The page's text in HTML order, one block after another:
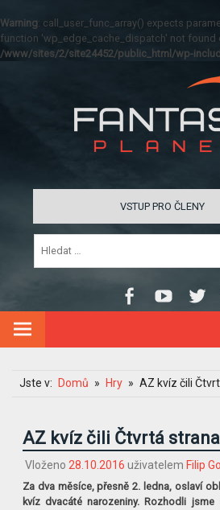
Warning: call_user_func_array() expects
function 'wp_edge_cache_dispatch' not found
/www/sites/2/site24452/public_html/wp-
VSTUP PRO ČLENY
Jste v: Domů Hry AZ kvíz čili
AZ kvíz čili Čtvrtá
Vloženo 28.10.2016 uživatelem Filip
Za dva měsíce, přesně 2. ledna, oslaví
kvíz dvacáté narozeniny. Rozhodli